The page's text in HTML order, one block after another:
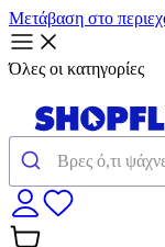
Μετάβαση στο
Όλες οι κατηγορίες